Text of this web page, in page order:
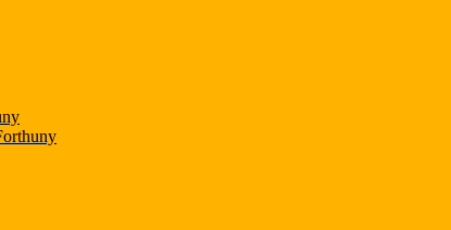
de création